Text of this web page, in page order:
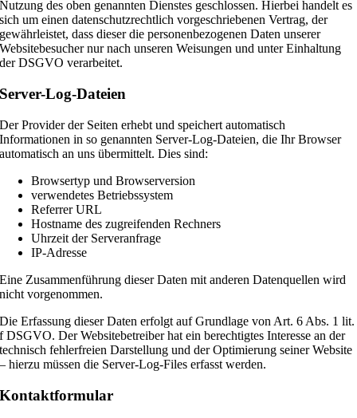
Nutzung des oben genannten Dienstes geschlossen. Hierbei handelt es
sich um einen datenschutzrechtlich vorgeschriebenen Vertrag, der
gewährleistet, dass dieser die personenbezogenen Daten unserer
Websitebesucher nur nach unseren Weisungen und unter Einhaltung
der DSGVO verarbeitet.
Server-Log-Dateien
Der Provider der Seiten erhebt und speichert automatisch
Informationen in so genannten Server-Log-Dateien, die Ihr Browser
automatisch an uns übermittelt. Dies sind:
Browsertyp und Browserversion
verwendetes Betriebssystem
Referrer URL
Hostname des zugreifenden Rechners
Uhrzeit der Serveranfrage
IP-Adresse
Eine Zusammenführung dieser Daten mit anderen Datenquellen wird
nicht vorgenommen.
Die Erfassung dieser Daten erfolgt auf Grundlage von Art. 6 Abs. 1 lit.
f DSGVO. Der Websitebetreiber hat ein berechtigtes Interesse an der
technisch fehlerfreien Darstellung und der Optimierung seiner Website
– hierzu müssen die Server-Log-Files erfasst werden.
Kontaktformular